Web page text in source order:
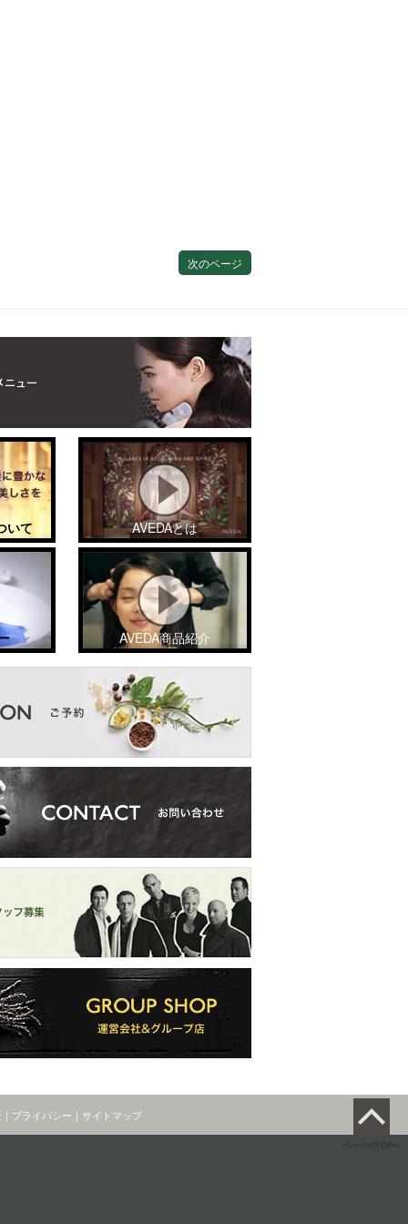
次のページ
いて AVEDAとは
AVEDA商品紹介
｜ プライバシー ｜ サイトマップ